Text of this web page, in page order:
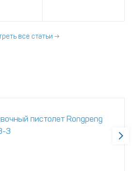
все статьи →
пистолет Rongpeng
3